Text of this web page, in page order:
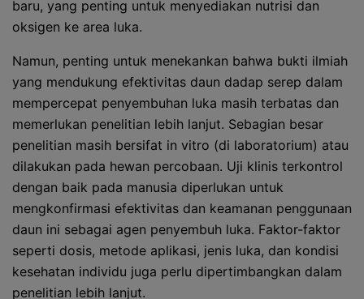
baru, yang penting untuk menyediakan nutrisi dan
oksigen ke area luka.
Namun, penting untuk menekankan bahwa bukti ilmiah
yang mendukung efektivitas daun dadap serep dalam
mempercepat penyembuhan luka masih terbatas dan
memerlukan penelitian lebih lanjut. Sebagian besar
penelitian masih bersifat in vitro (di laboratorium) atau
dilakukan pada hewan percobaan. Uji klinis terkontrol
dengan baik pada manusia diperlukan untuk
mengkonfirmasi efektivitas dan keamanan penggunaan
daun ini sebagai agen penyembuh luka. Faktor-faktor
seperti dosis, metode aplikasi, jenis luka, dan kondisi
kesehatan individu juga perlu dipertimbangkan dalam
penelitian lebih lanjut.